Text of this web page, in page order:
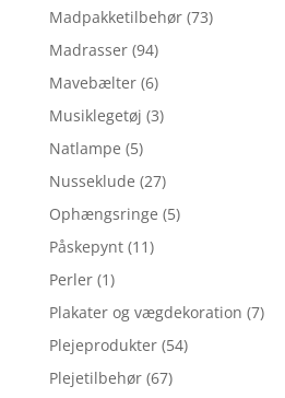
Madpakketilbehør (73)
Madrasser (94)
Mavebælter (6)
Musiklegetøj (3)
Natlampe (5)
Nusseklude (27)
Ophængsringe (5)
Påskepynt (11)
Perler (1)
Plakater og vægdekoration (7)
Plejeprodukter (54)
Plejetilbehør (67)